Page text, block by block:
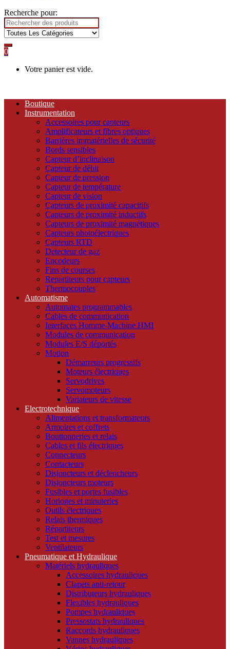
Recherche pour:
0
Votre panier est vide.
Boutique
Instrumentation
Accessoires pour capteurs
Amplificateurs et fibres optiques
Barrières immatérielles de sécurité
Bords sensibles
Capteur d’inclinaison
Capteur de débit
Capteur de pression
Capteur de température
Capteur de vision
Capteurs de proximité capacitifs
Capteurs de proximité inductifs
Capteurs de proximité magnétiques
Capteurs photoélectriques
Capteurs RTD
Detecteur de gaz
Encodeurs
Fins de courses
Repartiteurs pour capteurs
Thermocouples
Automatisme
Automates programmables
Cables de communication
Interfaces Homme-Machine HMI
Modules de communication
Modules E/S déportés
Motion
Démarreurs progressifs
Moteurs électriques
Servodrives
Servomoteurs
Variateurs de vitesse
Electrotechnique
Alimentations et transformateurs
Armoires et coffrets
Bouttonneries et relais
Cables et fils électriques
Connecteurs
Contacteurs
Disjoncteurs et déclencheurs
Disjoncteurs moteurs
Fusibles et portes fusibles
Horloges et minuteries
Outils électriques
Relais thermiques
Répartiteurs
Test et mesures
Ventilateurs
Pneumatique et Hydraulique
Matériels hydrauliques
Accessoires hydrauliques
Clapets anti-retour
Distributeurs hydrauliques
Flexibles hydrauliques
Pompes hydrauliques
Pressostats hydrauliques
Raccords hydrauliques
Vannes hydrauliques